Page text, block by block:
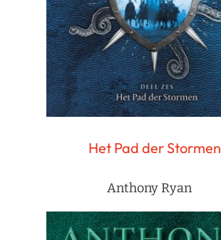
Het Pad der Stormen
Anthony Ryan